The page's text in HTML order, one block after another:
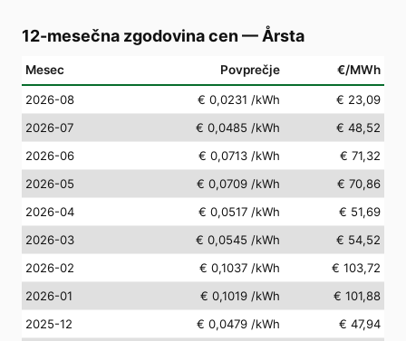
12-mesečna zgodovina cen — Årsta
Mesec Povprečje €/MWh
2026-08 € 0,0231 /kWh
€ 23,09
2026-07
€ 0,0485 /kWh
€ 48,52
2026-06
€ 0,0713 /kWh
€ 71,32
2026-05
€ 0,0709 /kWh
€ 70,86
2026-04
€ 0,0517 /kWh
€ 51,69
2026-03
€ 0,0545 /kWh
€ 54,52
2026-02
€ 0,1037 /kWh
€ 103,72
2026-01
€ 0,1019 /kWh
€ 101,88
2025-12
€ 0,0479 /kWh
€ 47,94